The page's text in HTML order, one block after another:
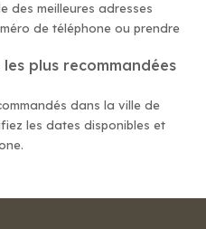
des meilleures adresses
de téléphone ou prendre
plus recommandées
dans la ville de
les dates disponibles et